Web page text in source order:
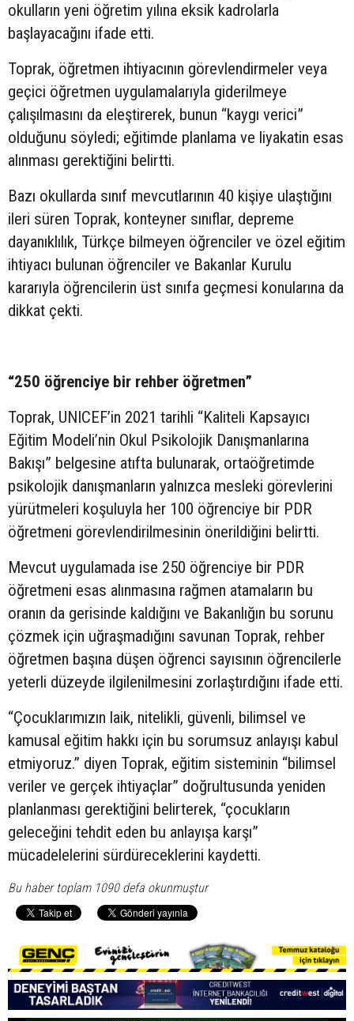
okulların yeni öğretim yılına eksik kadrolarla
başlayacağını ifade etti.
Toprak, öğretmen ihtiyacının görevlendirmeler veya
geçici öğretmen uygulamalarıyla giderilmeye
çalışılmasını da eleştirerek, bunun “kaygı verici”
olduğunu söyledi; eğitimde planlama ve liyakatin esas
alınması gerektiğini belirtti.
Bazı okullarda sınıf mevcutlarının 40 kişiye ulaştığını
ileri süren Toprak, konteyner sınıflar, depreme
dayanıklılık, Türkçe bilmeyen öğrenciler ve özel eğitim
ihtiyacı bulunan öğrenciler ve Bakanlar Kurulu
kararıyla öğrencilerin üst sınıfa geçmesi konularına da
dikkat çekti.
“250 öğrenciye bir rehber öğretmen”
Toprak, UNICEF’in 2021 tarihli “Kaliteli Kapsayıcı
Eğitim Modeli’nin Okul Psikolojik Danışmanlarına
Bakışı” belgesine atıfta bulunarak, ortaöğretimde
psikolojik danışmanların yalnızca mesleki görevlerini
yürütmeleri koşuluyla her 100 öğrenciye bir PDR
öğretmeni görevlendirilmesinin önerildiğini belirtti.
Mevcut uygulamada ise 250 öğrenciye bir PDR
öğretmeni esas alınmasına rağmen atamaların bu
oranın da gerisinde kaldığını ve Bakanlığın bu sorunu
çözmek için uğraşmadığını savunan Toprak, rehber
öğretmen başına düşen öğrenci sayısının öğrencilerle
yeterli düzeyde ilgilenilmesini zorlaştırdığını ifade etti.
“Çocuklarımızın laik, nitelikli, güvenli, bilimsel ve
kamusal eğitim hakkı için bu sorumsuz anlayışı kabul
etmiyoruz.” diyen Toprak, eğitim sisteminin “bilimsel
veriler ve gerçek ihtiyaçlar” doğrultusunda yeniden
planlanması gerektiğini belirterek, “çocukların
geleceğini tehdit eden bu anlayışa karşı”
mücadelelerini sürdüreceklerini kaydetti.
Bu haber toplam 1090 defa okunmuştur